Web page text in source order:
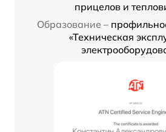
прицелов и
Образование –
«Техническая